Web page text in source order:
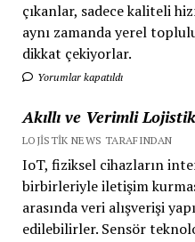
çıkanlar, sadece kaliteli
aynı zamanda yerel
dikkat çekiyorlar.
Yorumlar kapatıldı
Akıllı ve Verimli
LOJISTIK NEWS TARAFINDAN
IoT, fiziksel cihazların
birbirleriyle iletişim
arasında veri alışverişi
edilebilirler. Sensör